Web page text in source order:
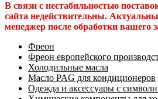
В связи с нестабильностью
сайта недействительны.
менеджер после обработки вашего
Фреон
Фреон европейского
Холодильные масла
Масло PAG для кондиционеров
Одежда и аксессуары с